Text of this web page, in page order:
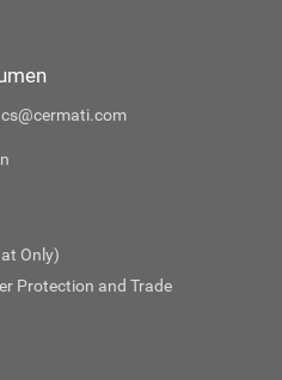
Only)
Protection and Trade